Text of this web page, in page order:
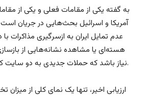
به گفته یکی از مقامات فعلی و یکی از
آمریکا و اسرائیل بحث‌هایی در جریان
عدم تمایل ایران به ازسرگیری مذاکرات
هسته‌ای یا مشاهده نشانه‌هایی از
نیاز باشد که حملات جدیدی به دو سایت کم‌آسیب‌دیده انجام شود.
ارزیابی اخیر، تنها یک نمای کلی از